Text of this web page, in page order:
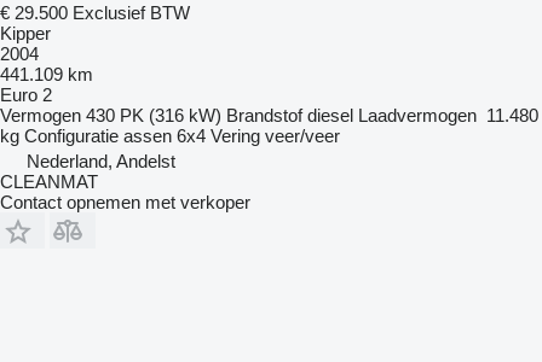
€ 29.500 Exclusief BTW
Kipper
2004
441.109 km
Euro 2
Vermogen 430 PK (316 kW) Brandstof diesel Laadvermogen 11.480
kg Configuratie assen 6x4 Vering veer/veer
Nederland, Andelst
CLEANMAT
Contact opnemen met verkoper